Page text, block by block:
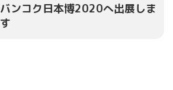
バンコク日本博2020へ出展しま
す